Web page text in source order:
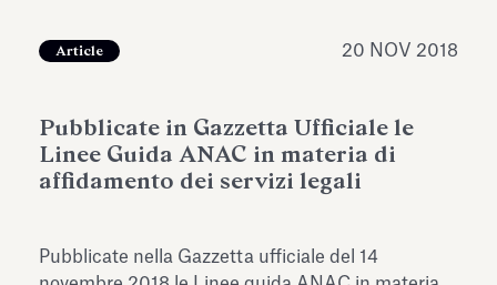
Torlonia
Leggi tutto
Article 20 NOV 2018
Pubblicate in Gazzetta Ufficiale le
Linee Guida ANAC in materia di
affidamento dei servizi legali
Pubblicate nella Gazzetta ufficiale del 14